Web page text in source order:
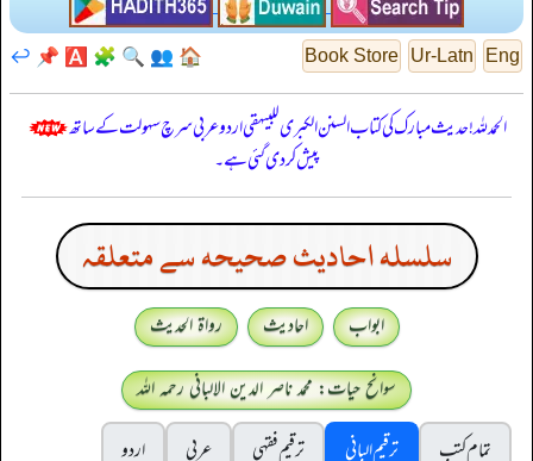
Eng
Ur-Latn
Book Store
🏠
👥
🔍
🧩
🅰️
📌
↩️
الحمدللہ! حدیث مبارک کی کتاب السنن الكبرى للبيهقي اردو عربی سرچ سہولت کے ساتھ
پیش کر دی گئی ہے۔
سلسله احاديث صحيحه سے متعلقہ
ابواب احادیث
رواۃ الحدیث
سوانح حیات: محمد ناصر الدین الالبانی رحمہ اللہ
تمام کتب
ترقیم البانی ترقيم فقہی عربی
اردو